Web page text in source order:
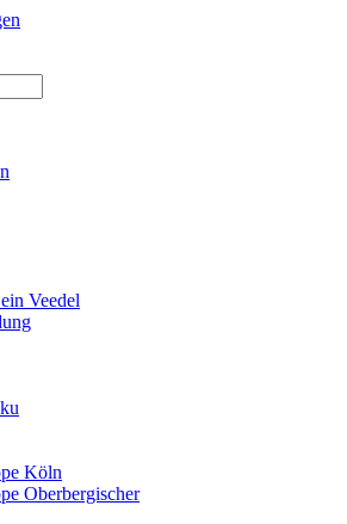
Veedel
Köln
Oberbergischer